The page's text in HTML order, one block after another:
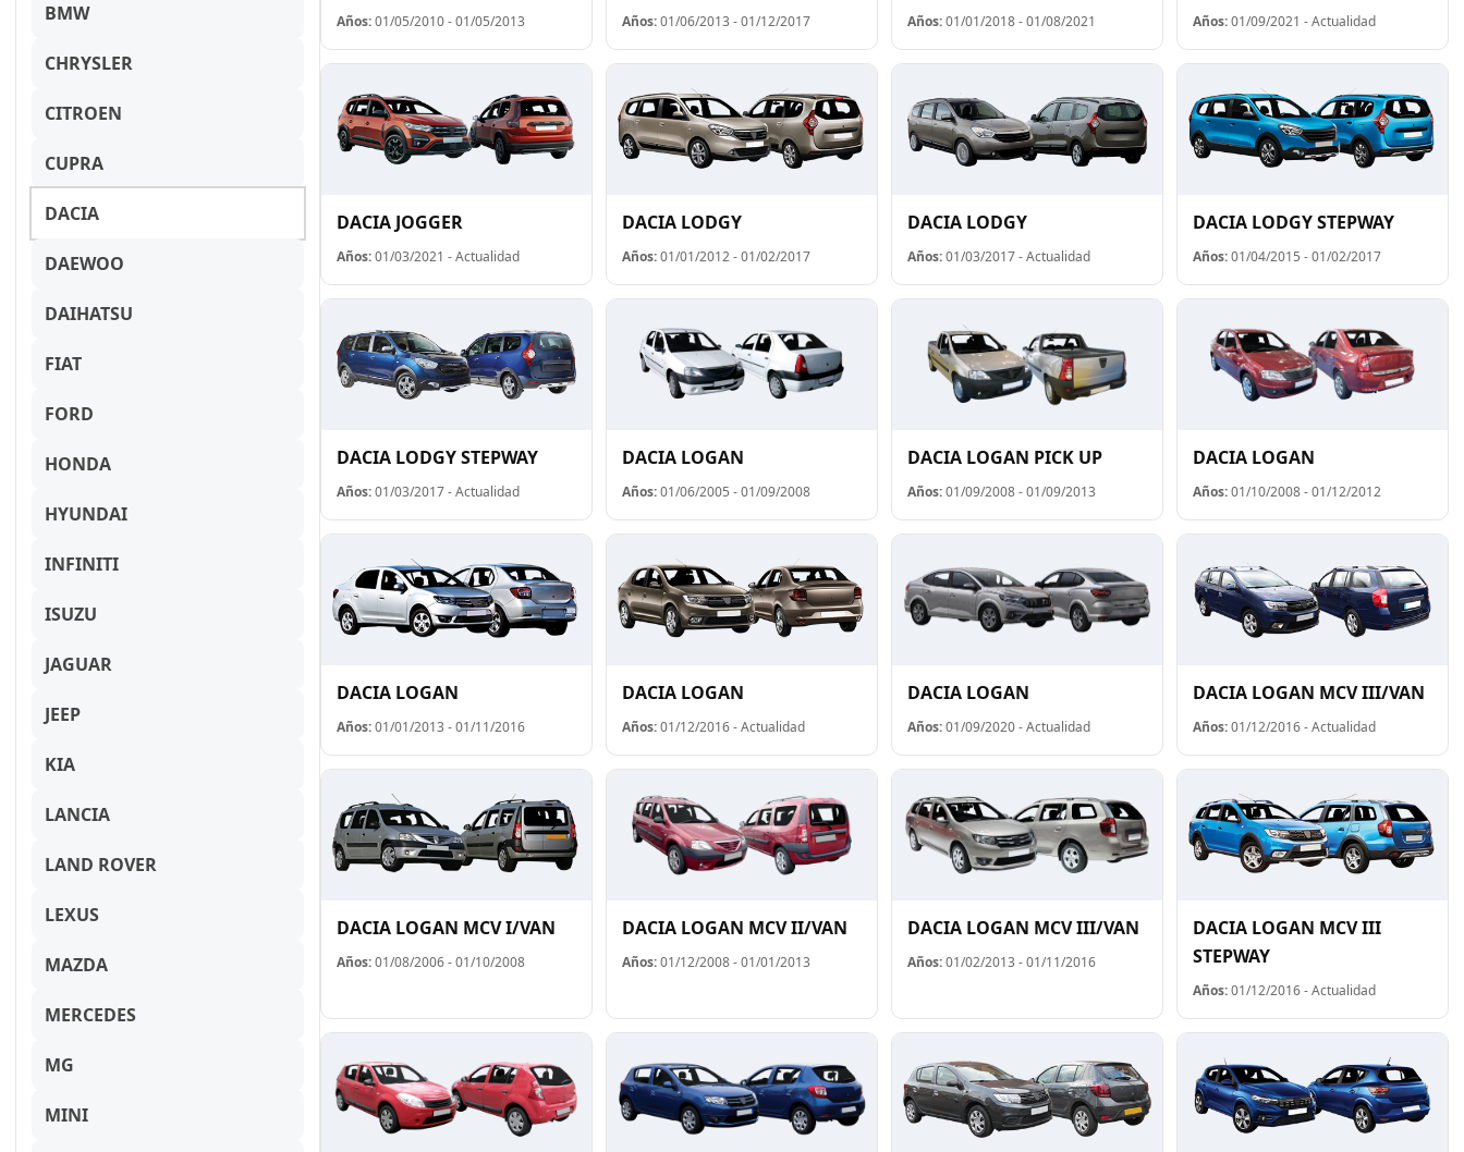
BMW
CHRYSLER
CITROEN
CUPRA
DACIA
DAEWOO
DAIHATSU
FIAT
FORD
HONDA
HYUNDAI
INFINITI
ISUZU
JAGUAR
JEEP
KIA
LANCIA
LAND ROVER
LEXUS
MAZDA
MERCEDES
MG
MINI
Años:01/05/2010 - 01/05/2013 Años:01/06/2013 - 01/12/2017 Años:01/01/2018 - 01/08/2021 Años:01/09/2021 - Actualidad
DACIA JOGGER
Años:01/03/2021 - Actualidad
DACIA LODGY
Años:01/01/2012 - 01/02/2017
DACIA LODGY
Años:01/03/2017 - Actualidad
DACIA LODGY STEPWAY
Años:01/04/2015 - 01/02/2017
DACIA LODGY STEPWAY
Años:01/03/2017 - Actualidad
DACIA LOGAN
Años:01/06/2005 - 01/09/2008
DACIA LOGAN PICK UP
Años:01/09/2008 - 01/09/2013
DACIA LOGAN
Años:01/10/2008 - 01/12/2012
DACIA LOGAN
Años:01/01/2013 - 01/11/2016
DACIA LOGAN
Años:01/12/2016 - Actualidad
DACIA LOGAN
Años:01/09/2020 - Actualidad
DACIA LOGAN MCV III/VAN
Años:01/12/2016 - Actualidad
DACIA LOGAN MCV I/VAN
Años:01/08/2006 - 01/10/2008
DACIA LOGAN MCV II/VAN
Años:01/12/2008 - 01/01/2013
DACIA LOGAN MCV III/VAN
Años:01/02/2013 - 01/11/2016
DACIA LOGAN MCV III
STEPWAY
Años:01/12/2016 - Actualidad